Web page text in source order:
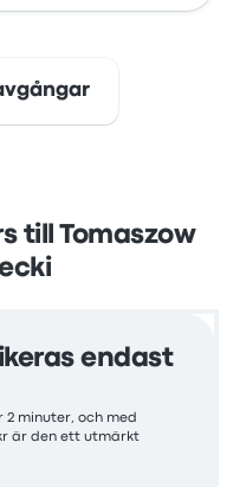
till Tomaszow
endast
2 minuter, och med
är den ett utmärkt